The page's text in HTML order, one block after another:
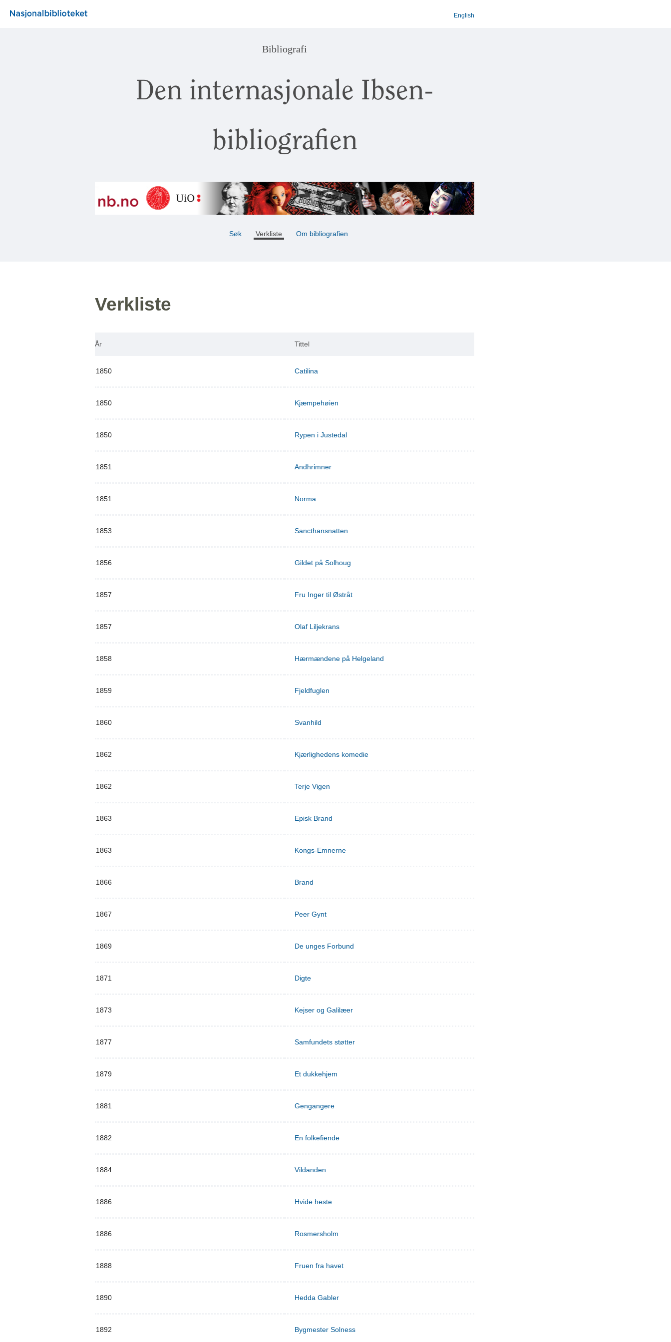
English
Bibliografi
Den internasjonale Ibsen-
bibliografien
Søk Verkliste Om bibliografien
Verkliste
År Tittel
1850 Catilina
1850 Kjæmpehøien
1850 Rypen i Justedal
1851 Andhrimner
1851 Norma
1853 Sancthansnatten
1856 Gildet på Solhoug
1857 Fru Inger til Østråt
1857 Olaf Liljekrans
1858 Hærmændene på Helgeland
1859 Fjeldfuglen
1860 Svanhild
1862 Kjærlighedens komedie
1862 Terje Vigen
1863 Episk Brand
1863 Kongs-Emnerne
1866 Brand
1867 Peer Gynt
1869 De unges Forbund
1871 Digte
1873 Kejser og Galilæer
1877 Samfundets støtter
1879 Et dukkehjem
1881 Gengangere
1882 En folkefiende
1884 Vildanden
1886 Hvide heste
1886 Rosmersholm
1888 Fruen fra havet
1890 Hedda Gabler
1892 Bygmester Solness